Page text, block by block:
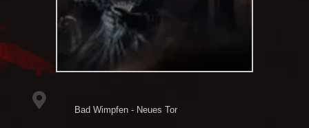
Bad Wimpfen - Neues Tor